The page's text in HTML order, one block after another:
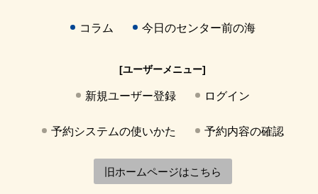
コラム 今日のセンター前の海
[ユーザーメニュー]
新規ユーザー登録 ログイン
予約システムの使いかた 予約内容の確認
旧ホームページはこちら